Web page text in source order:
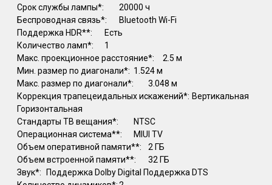
Срок службы лампы*:
20000 ч
Беспроводная связь*:
Bluetooth Wi-Fi
Поддержка HDR**:
Есть
Количество ламп*:
1
Макс. проекционное расстояние*:
2.5 м
Мин. размер по диагонали*: 1.524 м
Макс. размер по диагонали*:
3.048 м
Коррекция трапецеидальных искажений*: Вертикальная
Горизонтальная
Стандарты ТВ вещания*:
NTSC
Операционная система**:
MIUI TV
Объем оперативной памяти**:
2 ГБ
Объем встроенной памяти**:
32 ГБ
Звук*:
Поддержка Dolby Digital Поддержка DTS